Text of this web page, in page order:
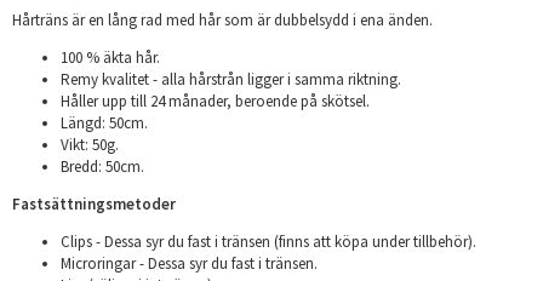
Hårträns är en lång rad med hår som är dubbelsydd i ena änden.
100 % äkta hår.
Remy kvalitet - alla hårstrån ligger i samma riktning.
Håller upp till 24 månader, beroende på skötsel.
Längd: 50cm.
Vikt: 50g.
Bredd: 50cm.
Fastsättningsmetoder
Clips - Dessa syr du fast i tränsen (finns att köpa under tillbehör).
Microringar - Dessa syr du fast i tränsen.